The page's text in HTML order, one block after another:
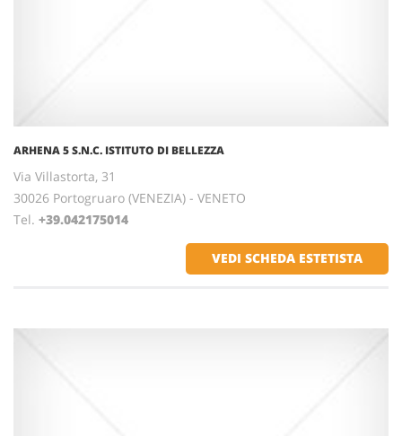
ARHENA 5 S.N.C. ISTITUTO DI BELLEZZA
Via Villastorta, 31
30026 Portogruaro (VENEZIA) - VENETO
Tel. +39.042175014
VEDI SCHEDA ESTETISTA